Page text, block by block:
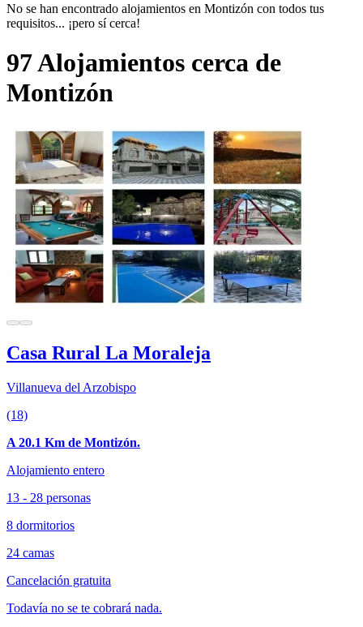
No se han encontrado alojamientos en Montizón con todos tus
requisitos... ¡pero sí cerca!
97 Alojamientos cerca de
Montizón
Casa Rural La Moraleja
Villanueva del Arzobispo
(18)
A 20.1 Km de Montizón.
Alojamiento entero
13 - 28 personas
8 dormitorios
24 camas
Cancelación gratuita
Todavía no se te cobrará nada.